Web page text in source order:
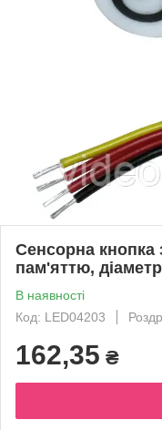
Сенсорна кнопка
пам'яттю,
В наявності
Код: LED04203
162,35 ₴